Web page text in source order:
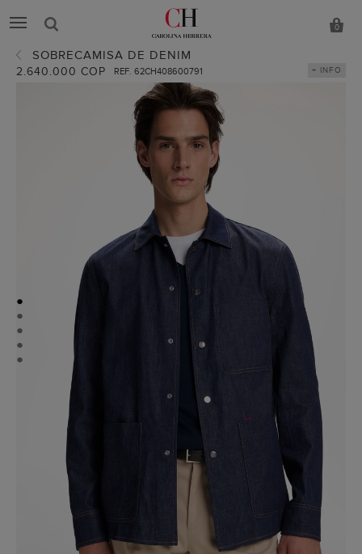
0
SOBRECAMISA DE DENIM
2.640.000 COP REF. 62CH408600791 + INFO
●
●
●
●
●